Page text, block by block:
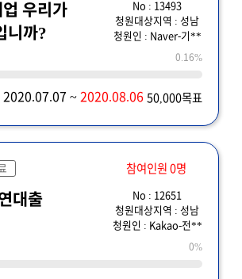
우리가
니까?
No : 13493
청원대상지역 : 성남
청원인 : Naver-기**
0.16%
2020.07.07 ~2020.08.06 50,000목표
참여인원 0명
대출
No : 12651
청원대상지역 : 성남
청원인 : Kakao-전**
0%